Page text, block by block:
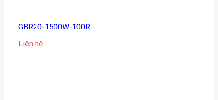
GBR20-1500W-100R
Liên hệ